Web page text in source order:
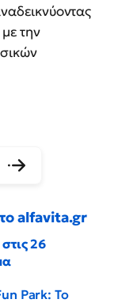
την
alfavita.gr
26
Park: Το